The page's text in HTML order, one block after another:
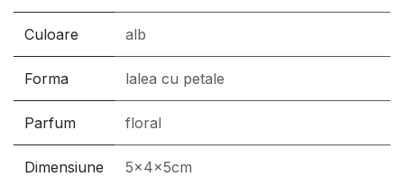
Culoare alb
Forma lalea cu petale
Parfum floral
Dimensiune 5x4x5cm